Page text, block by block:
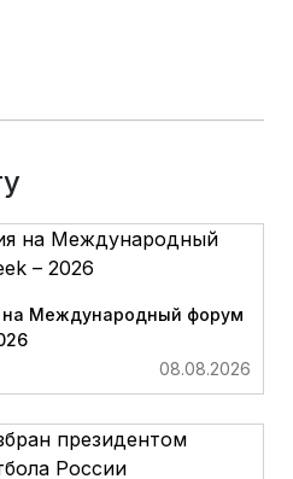
на Международный форум
08.08.2026